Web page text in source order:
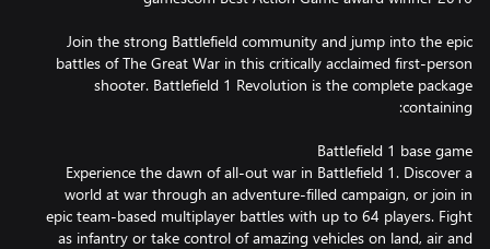
Join the strong Battlefield community and jump into the epic
battles of The Great War in this critically acclaimed first-person
shooter. Battlefield 1 Revolution is the complete package
Experience the dawn of all-out war in Battlefield 1. Discover a
world at war through an adventure-filled campaign, or join in
epic team-based multiplayer battles with up to 64 players. Fight
as infantry or take control of amazing vehicles on land, air and